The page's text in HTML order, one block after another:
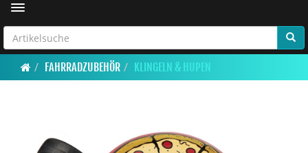
Toggle navigation
FAHRRADZUBEHÖR KLINGELN & HUPEN